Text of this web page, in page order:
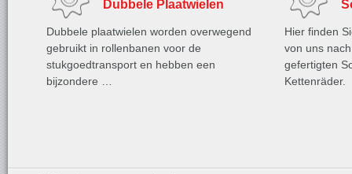
Dubbele Plaatwielen
Dubbele plaatwielen worden overwegend
gebruikt in rollenbanen voor de
stukgoedtransport en hebben een
bijzondere …
Hier finden
von uns
gefertigten
Kettenräder.